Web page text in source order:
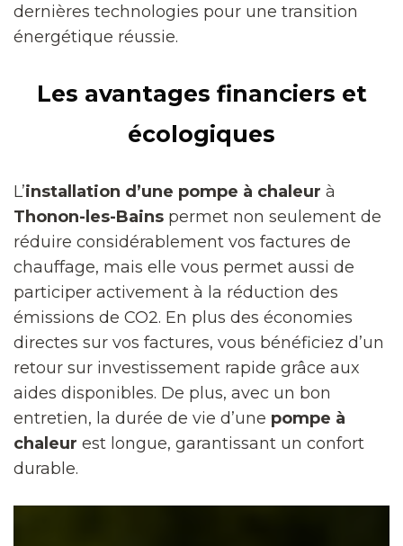
dernières technologies pour une transition
énergétique réussie.
Les avantages financiers et
écologiques
L’installation d’une pompe à chaleur à
Thonon-les-Bains permet non seulement de
réduire considérablement vos factures de
chauffage, mais elle vous permet aussi de
participer activement à la réduction des
émissions de CO2. En plus des économies
directes sur vos factures, vous bénéficiez d’un
retour sur investissement rapide grâce aux
aides disponibles. De plus, avec un bon
entretien, la durée de vie d’une pompe à
chaleur est longue, garantissant un confort
durable.